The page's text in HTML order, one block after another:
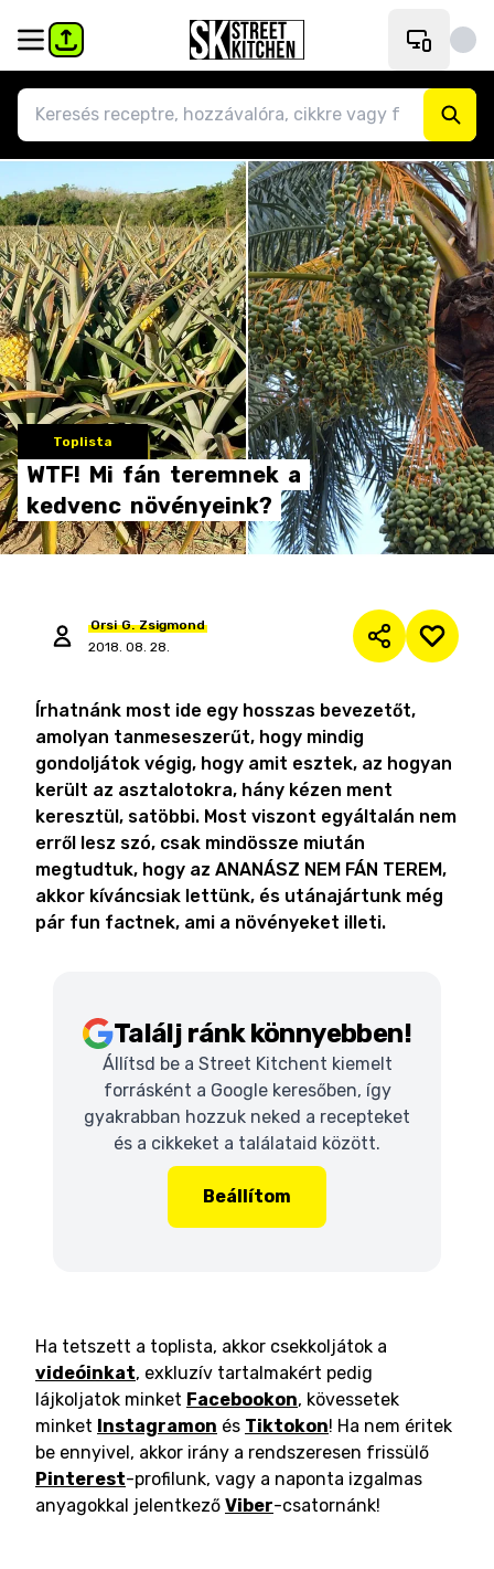
Toplista
WTF! Mi fán teremnek a
kedvenc növényeink?
Orsi G. Zsigmond
2018. 08. 28.
Írhatnánk most ide egy hosszas bevezetőt,
amolyan tanmeseszerűt, hogy mindig
gondoljátok végig, hogy amit esztek, az hogyan
került az asztalotokra, hány kézen ment
keresztül, satöbbi. Most viszont egyáltalán nem
erről lesz szó, csak mindössze miután
megtudtuk, hogy az ANANÁSZ NEM FÁN TEREM,
akkor kíváncsiak lettünk, és utánajártunk még
pár fun factnek, ami a növényeket illeti.
Találj ránk könnyebben!
Állítsd be a Street Kitchent kiemelt
forrásként a Google keresőben, így
gyakrabban hozzuk neked a recepteket
és a cikkeket a találataid között.
Beállítom
Ha tetszett a toplista, akkor csekkoljátok a
videóinkat, exkluzív tartalmakért pedig
lájkoljatok minket Facebookon, kövessetek
minket Instagramon és Tiktokon! Ha nem éritek
be ennyivel, akkor irány a rendszeresen frissülő
Pinterest-profilunk, vagy a naponta izgalmas
anyagokkal jelentkező Viber-csatornánk!